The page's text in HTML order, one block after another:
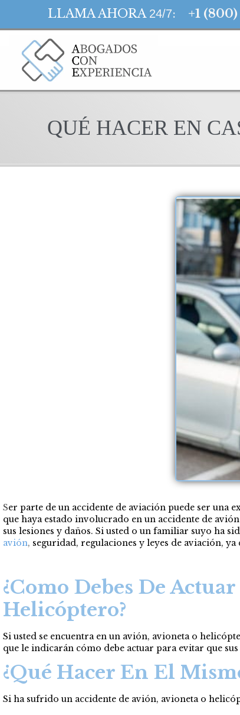
LLAMA AHORA 24/7: +1
QUÉ HACER EN
Ser parte de un accidente de aviación puede ser una
que haya estado involucrado en un accidente de
sus lesiones y daños. Si usted o un familiar suyo ha
avión, seguridad, regulaciones y leyes de aviación,
¿Como Debes De
Helicóptero?
Si usted se encuentra en un avión, avioneta o
que le indicarán cómo debe actuar para evitar que sus
¿Qué Hacer En El
Si ha sufrido un accidente de avión, avioneta o